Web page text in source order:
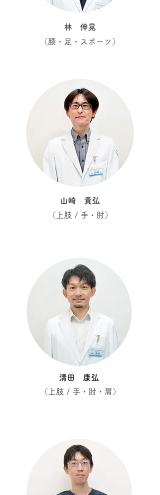
林 伸晃
​（膝・足・スポーツ）
山崎 貴弘
​（上肢 / 手・肘）
清田 康弘
​（上肢 / 手・肘・肩）